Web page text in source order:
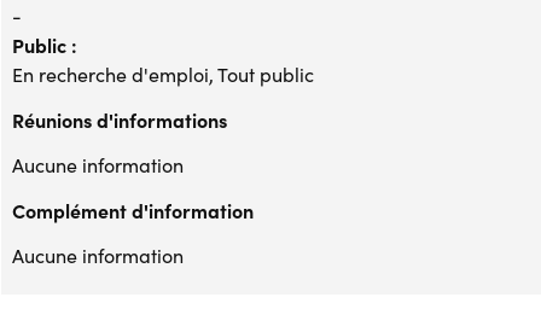
-
Public :
En recherche d'emploi, Tout public
Réunions d'informations
Aucune information
Complément d'information
Aucune information